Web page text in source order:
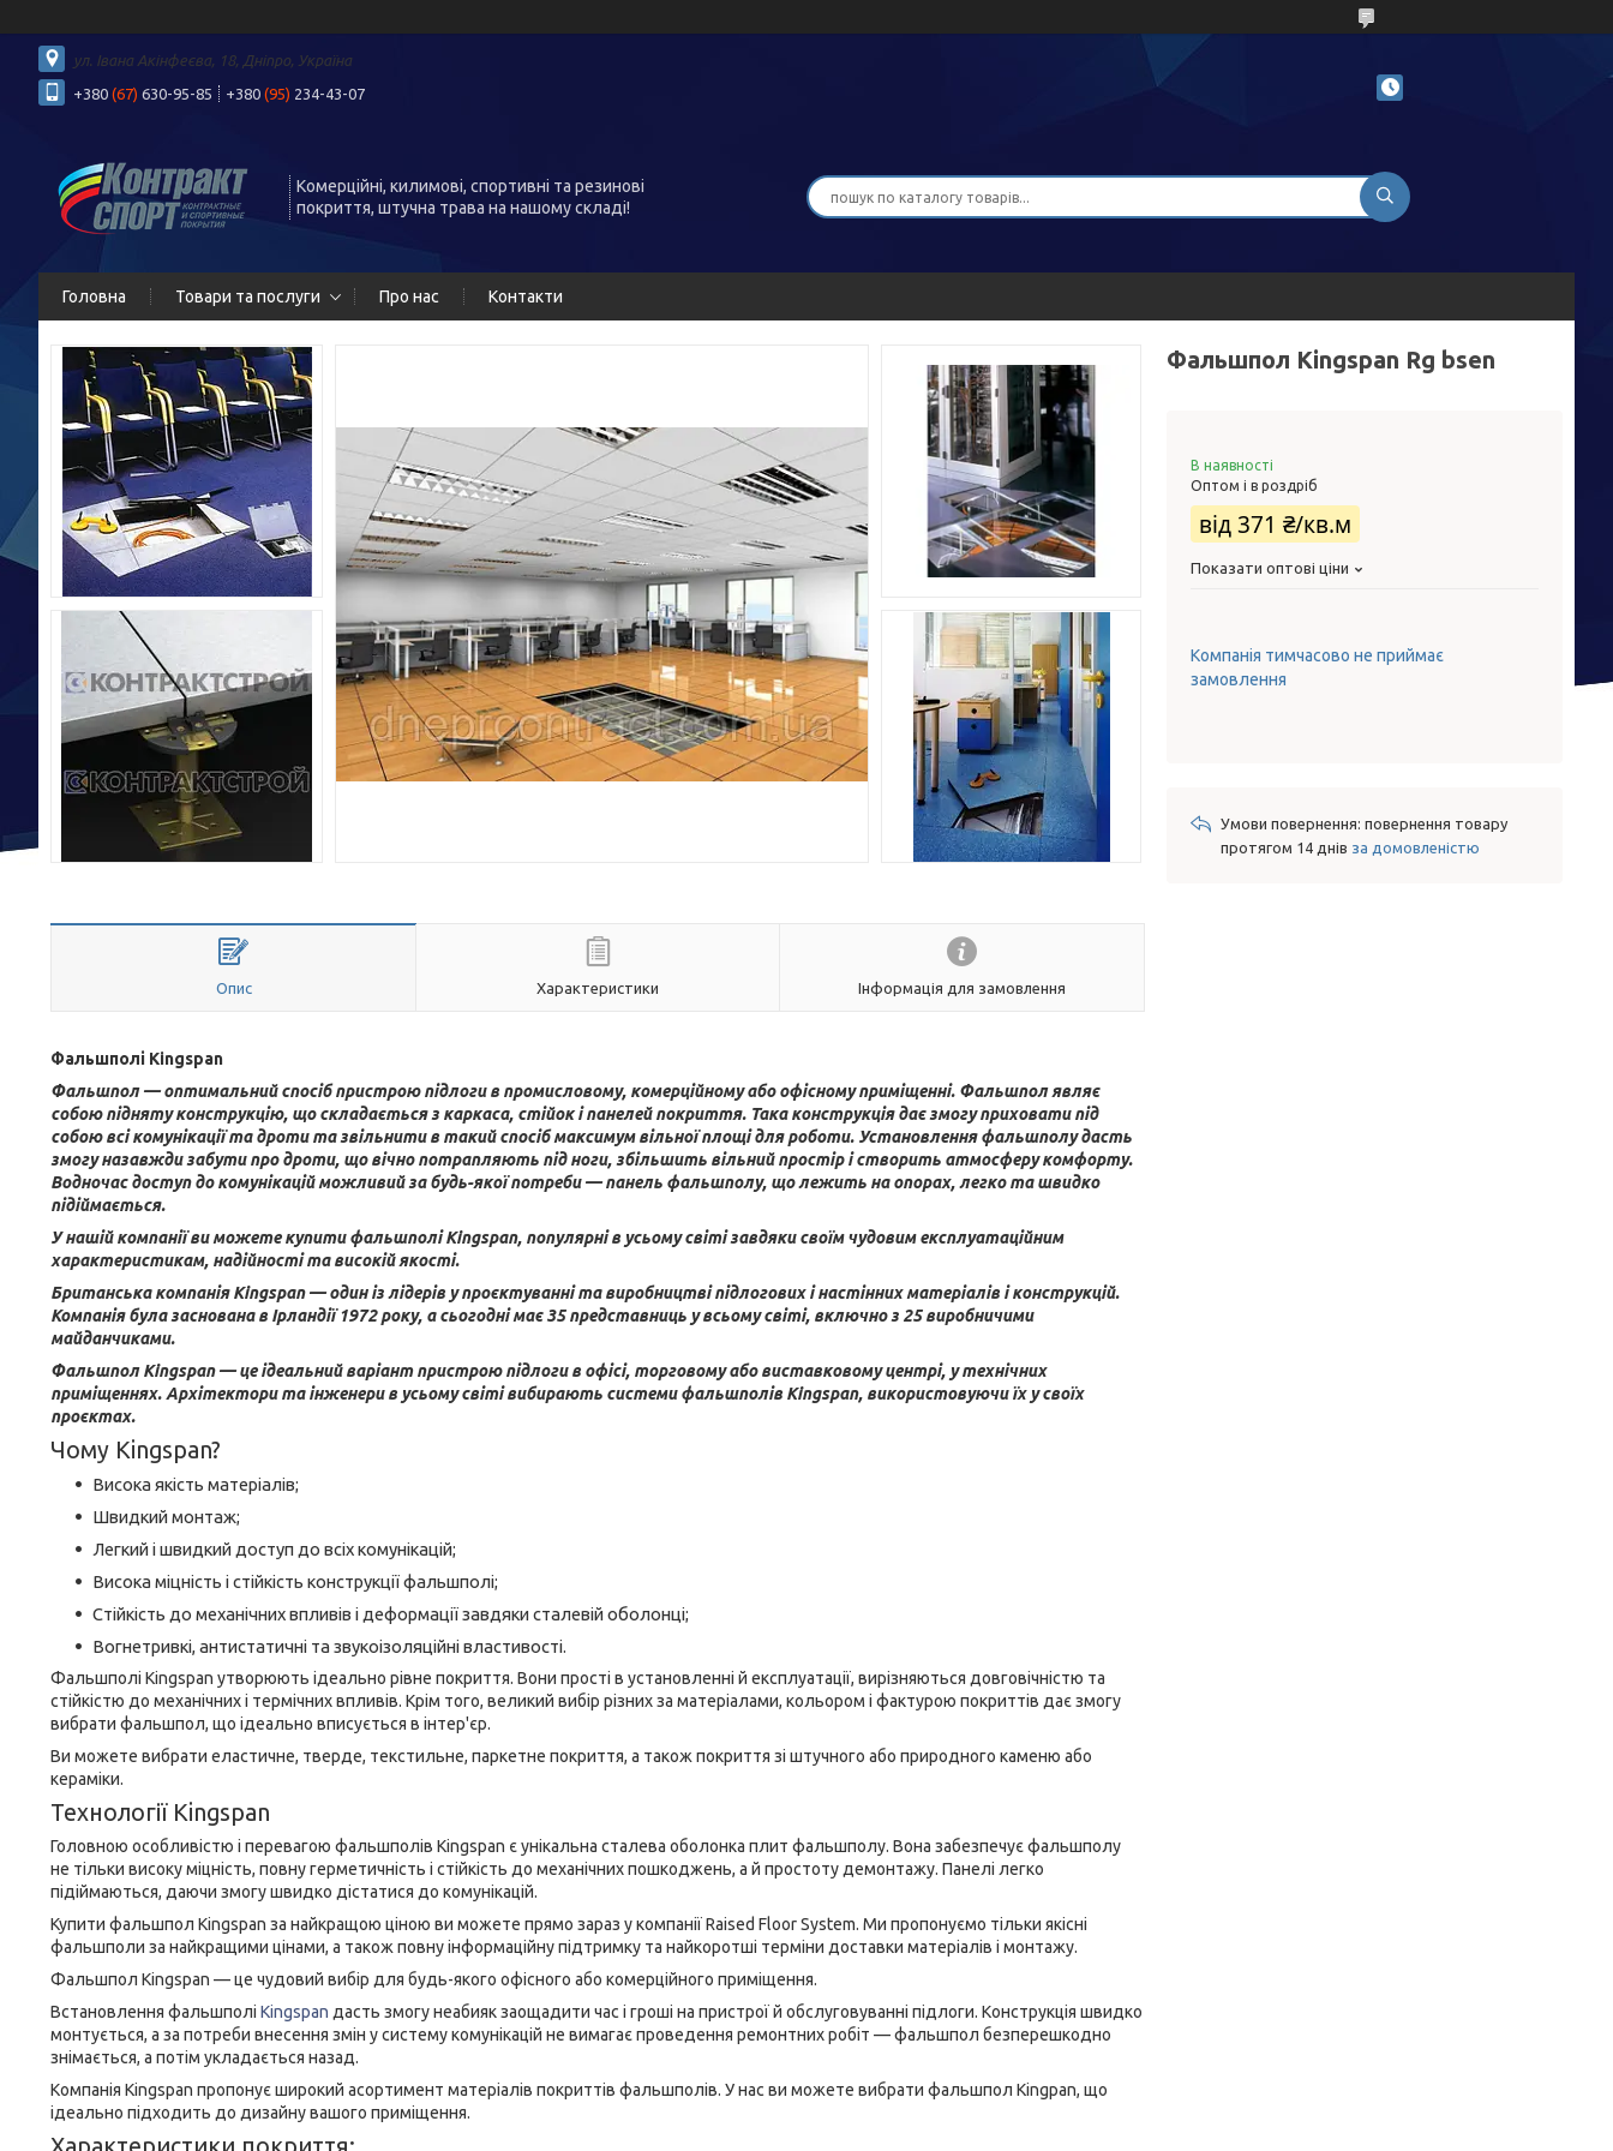
ул. Івана Акінфеєва, 18, Дніпро, Україна
+380 (67) 630-95-85 +380 (95) 234-43-07
Комерційні, килимові, спортивні та резинові
покриття, штучна трава на нашому складі!
Головна Товари та послуги Про нас Контакти
Опис Характеристики Інформація для замовлення
Фальшполі Kingspan
Фальшпол — оптимальний спосіб пристрою підлоги в промисловому, комерційному або офісному приміщенні. Фальшпол являє
собою підняту конструкцію, що складається з каркаса, стійок і панелей покриття. Така конструкція дає змогу приховати під
собою всі комунікації та дроти та звільнити в такий спосіб максимум вільної площі для роботи. Установлення фальшполу дасть
змогу назавжди забути про дроти, що вічно потрапляють під ноги, збільшить вільний простір і створить атмосферу комфорту.
Водночас доступ до комунікацій можливий за будь-якої потреби — панель фальшполу, що лежить на опорах, легко та швидко
підіймається.
У нашій компанії ви можете купити фальшполі Kingspan, популярні в усьому світі завдяки своїм чудовим експлуатаційним
характеристикам, надійності та високій якості.
Британська компанія Kingspan — один із лідерів у проєктуванні та виробництві підлогових і настінних матеріалів і конструкцій.
Компанія була заснована в Ірландії 1972 року, а сьогодні має 35 представниць у всьому світі, включно з 25 виробничими
майданчиками.
Фальшпол Kingspan — це ідеальний варіант пристрою підлоги в офісі, торговому або виставковому центрі, у технічних
приміщеннях. Архітектори та інженери в усьому світі вибирають системи фальшполів Kingspan, використовуючи їх у своїх
проєктах.
Чому Kingspan?
Висока якість матеріалів;
Швидкий монтаж;
Легкий і швидкий доступ до всіх комунікацій;
Висока міцність і стійкість конструкції фальшполі;
Стійкість до механічних впливів і деформації завдяки сталевій оболонці;
Вогнетривкі, антистатичні та звукоізоляційні властивості.
Фальшполі Kingspan утворюють ідеально рівне покриття. Вони прості в установленні й експлуатації, вирізняються довговічністю та
стійкістю до механічних і термічних впливів. Крім того, великий вибір різних за матеріалами, кольором і фактурою покриттів дає змогу
вибрати фальшпол, що ідеально вписується в інтер'єр.
Ви можете вибрати еластичне, тверде, текстильне, паркетне покриття, а також покриття зі штучного або природного каменю або
кераміки.
Технології Kingspan
Головною особливістю і перевагою фальшполів Kingspan є унікальна сталева оболонка плит фальшполу. Вона забезпечує фальшполу
не тільки високу міцність, повну герметичність і стійкість до механічних пошкоджень, а й простоту демонтажу. Панелі легко
підіймаються, даючи змогу швидко дістатися до комунікацій.
Купити фальшпол Kingspan за найкращою ціною ви можете прямо зараз у компанії Raised Floor System. Ми пропонуємо тільки якісні
фальшполи за найкращими цінами, а також повну інформаційну підтримку та найкоротші терміни доставки матеріалів і монтажу.
Фальшпол Kingspan — це чудовий вибір для будь-якого офісного або комерційного приміщення.
Встановлення фальшполі Kingspan дасть змогу неабияк заощадити час і гроші на пристрої й обслуговуванні підлоги. Конструкція швидко
монтується, а за потреби внесення змін у систему комунікацій не вимагає проведення ремонтних робіт — фальшпол безперешкодно
знімається, а потім укладається назад.
Компанія Kingspan пропонує широкий асортимент матеріалів покриттів фальшполів. У нас ви можете вибрати фальшпол Kingpan, що
ідеально підходить до дизайну вашого приміщення.
Фальшпол Kingspan Rg bsen
В наявності
Оптом і в роздріб
від371 ₴/кв.м
Показати оптові ціни
Компанія тимчасово не приймає
замовлення
повернення товару
протягом 14 днів за домовленістю